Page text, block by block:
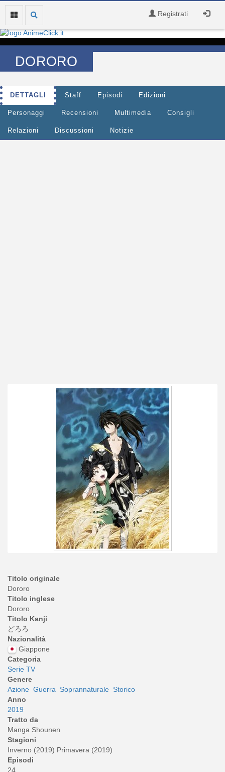
Registrati
DORORO
DETTAGLI Staff Episodi Edizioni
Personaggi Recensioni Multimedia Consigli
Relazioni Discussioni Notizie
Titolo originale
Dororo
Titolo inglese
Dororo
Titolo Kanji
どろろ
Nazionalità
Giappone
Categoria
Serie TV
Genere
Azione Guerra Soprannaturale Storico
Anno
2019
Tratto da
Manga Shounen
Stagioni
Inverno (2019) Primavera (2019)
Episodi
24